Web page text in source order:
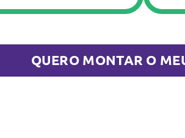
QUERO MONTAR O